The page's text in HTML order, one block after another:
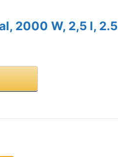
2000 W, 2,5 l, 2.5